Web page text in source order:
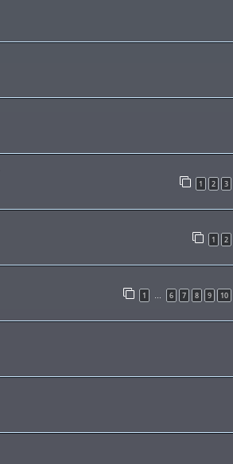
1 2 3
1 2
1 … 6 7 8 9 10